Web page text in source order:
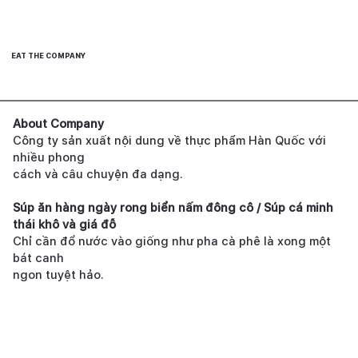
EAT THE COMPANY
About Company
Công ty sản xuất nội dung về thực phẩm Hàn Quốc với
nhiều phong
cách và câu chuyện đa dạng.
Súp ăn hàng ngày rong biển nấm đông cô / Súp cá minh
thái khô và giá đỗ
Chỉ cần đổ nước vào giống như pha cà phê là xong một
bát canh
ngon tuyệt hảo.